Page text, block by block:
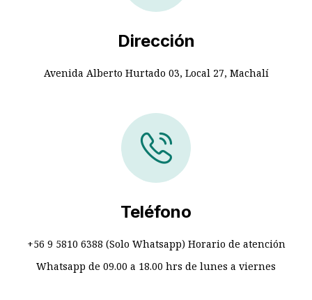
Dirección
Avenida Alberto Hurtado 03, Local 27, Machalí
Teléfono
+56 9 5810 6388 (Solo Whatsapp) Horario de atención
Whatsapp de 09.00 a 18.00 hrs de lunes a viernes